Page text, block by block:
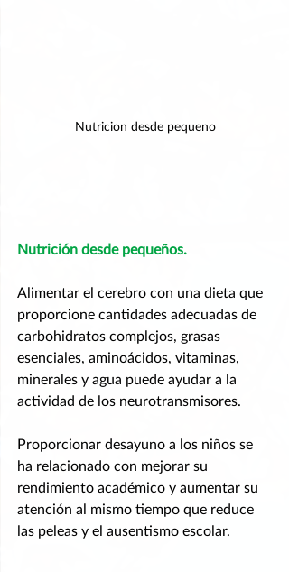
Nutricion desde pequeno
Nutrición desde pequeños.
Alimentar el cerebro con una dieta que
proporcione cantidades adecuadas de
carbohidratos complejos, grasas
esenciales, aminoácidos, vitaminas,
minerales y agua puede ayudar a la
actividad de los neurotransmisores.
Proporcionar desayuno a los niños se
ha relacionado con mejorar su
rendimiento académico y aumentar su
atención al mismo tiempo que reduce
las peleas y el ausentismo escolar.